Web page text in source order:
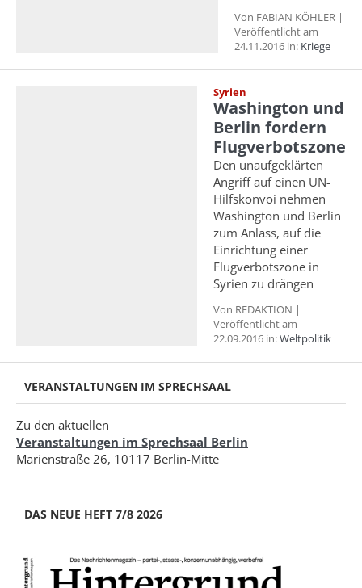
Von FABIAN KÖHLER |
Veröffentlicht am
24.11.2016 in: Kriege
Syrien
Washington und
Berlin fordern
Flugverbotszone
Den unaufgeklärten
Angriff auf einen UN-
Hilfskonvoi nehmen
Washington und Berlin
zum Anlass, auf die
Einrichtung einer
Flugverbotszone in
Syrien zu drängen
Von REDAKTION |
Veröffentlicht am
22.09.2016 in:Weltpolitik
VERANSTALTUNGEN IM SPRECHSAAL
Zu den aktuellen
Veranstaltungen im Sprechsaal Berlin
Marienstraße 26, 10117 Berlin-Mitte
DAS NEUE HEFT 7/8 2026